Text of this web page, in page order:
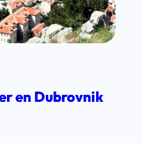
en Dubrovnik